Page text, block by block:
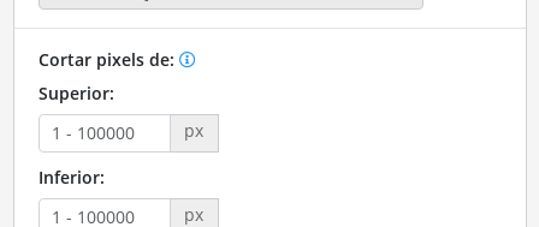
Cortar pixels de:
Superior:
px
Inferior:
px